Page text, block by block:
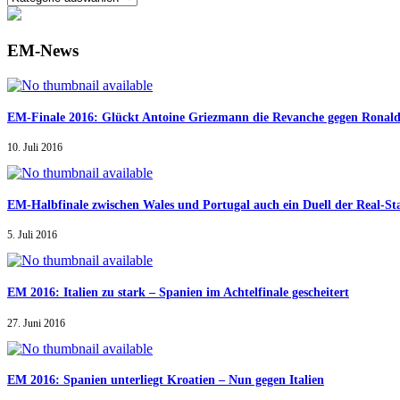
EM-News
EM-Finale 2016: Glückt Antoine Griezmann die Revanche gegen
10. Juli 2016
EM-Halbfinale zwischen Wales und Portugal auch ein Duell der Real-
5. Juli 2016
EM 2016: Italien zu stark – Spanien im Achtelfinale gescheitert
27. Juni 2016
EM 2016: Spanien unterliegt Kroatien – Nun gegen Italien